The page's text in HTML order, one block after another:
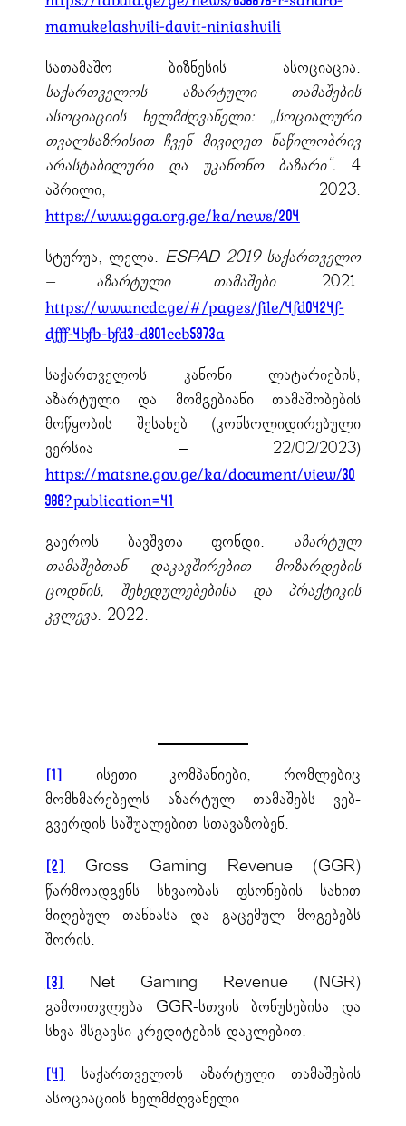
mamukelashvili-davit-niniashvili
სათამაშო ბიზნესის ასოციაცია.
საქართველოს აზარტული თამაშების
ასოციაციის ხელმძღვანელი: „სოციალური
თვალსაზრისით ჩვენ მივიღეთ ნაწილობრივ
არასტაბილური და უკანონო ბაზარი“. 4
აპრილი, 2023.
https://www.gga.org.ge/ka/news/204
სტურუა, ლელა. ESPAD 2019 საქართველო
– აზარტული თამაშები. 2021.
https://www.ncdc.ge/#/pages/file/4fd0424f-
dfff-4bfb-bfd3-d801ccb5973a
საქართველოს კანონი ლატარიების,
აზარტული და მომგებიანი თამაშობების
მოწყობის შესახებ (კონსოლიდირებული
ვერსია – 22/02/2023)
https://matsne.gov.ge/ka/document/view/30
988?publication=41
გაეროს ბავშვთა ფონდი. აზარტულ
თამაშებთან დაკავშირებით მოზარდების
ცოდნის, შეხედულებებისა და პრაქტიკის
კვლევა. 2022.
[1]
ისეთი კომპანიები, რომლებიც
მომხმარებელს აზარტულ თამაშებს ვებ-
გვერდის საშუალებით სთავაზობენ.
[2]
Gross Gaming Revenue (GGR)
წარმოადგენს სხვაობას ფსონების სახით
მიღებულ თანხასა და გაცემულ მოგებებს
შორის.
[3]
Net Gaming Revenue (NGR)
გამოითვლება GGR-სთვის ბონუსებისა და
სხვა მსგავსი კრედიტების დაკლებით.
[4]
საქართველოს აზარტული თამაშების
ასოციაციის ხელმძღვანელი